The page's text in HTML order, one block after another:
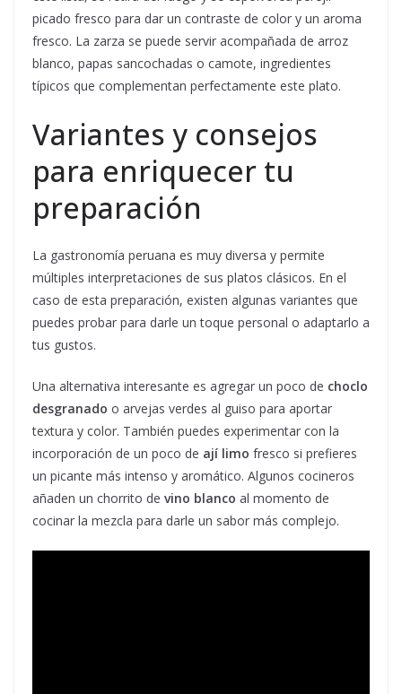
picado fresco para dar un contraste de color y un aroma
fresco. La zarza se puede servir acompañada de arroz
blanco, papas sancochadas o camote, ingredientes
típicos que complementan perfectamente este plato.
Variantes y consejos
para enriquecer tu
preparación
La gastronomía peruana es muy diversa y permite
múltiples interpretaciones de sus platos clásicos. En el
caso de esta preparación, existen algunas variantes que
puedes probar para darle un toque personal o adaptarlo a
tus gustos.
Una alternativa interesante es agregar un poco de choclo
desgranado o arvejas verdes al guiso para aportar
textura y color. También puedes experimentar con la
incorporación de un poco de ají limo fresco si prefieres
un picante más intenso y aromático. Algunos cocineros
añaden un chorrito de vino blanco al momento de
cocinar la mezcla para darle un sabor más complejo.